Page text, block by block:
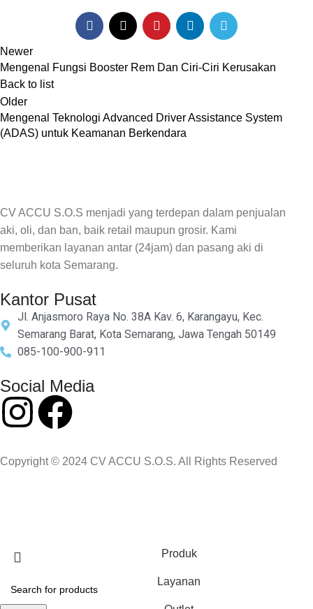
Newer
Mengenal Fungsi Booster Rem Dan Ciri-Ciri Kerusakan
Back to list
Older
Mengenal Teknologi Advanced Driver Assistance System
(ADAS) untuk Keamanan Berkendara
CV ACCU S.O.S menjadi yang terdepan dalam penjualan
aki, oli, dan ban, baik retail maupun grosir. Kami
memberikan layanan antar (24jam) dan pasang aki di
seluruh kota Semarang.
Kantor Pusat
Jl. Anjasmoro Raya No. 38A Kav. 6, Karangayu, Kec.
Semarang Barat, Kota Semarang, Jawa Tengah 50149
085-100-900-911
Social Media
Copyright © 2024 CV ACCU S.O.S. All Rights Reserved
Produk
Layanan